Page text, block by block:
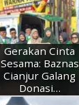
Gerakan Cinta
Sesama: Baznas
Cianjur Galang
Donasi…